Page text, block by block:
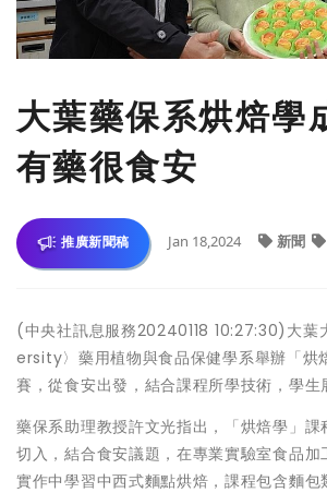
大葉藥保系烘焙學
有藥很食安
推廣新聞稿 Jan 18,2024 新聞
(中央社訊息服務20240118 10:27:30)大
ersity〉藥用植物與食品保健學系舉辦「烘
賽，從食安出發，結合課程所學技術，學生
藥保系助理教授許文光指出，「烘焙學」
切入，結合食安議題，在專業實驗室食品加
實作中學習中西式麵點烘焙，課程包含麵包